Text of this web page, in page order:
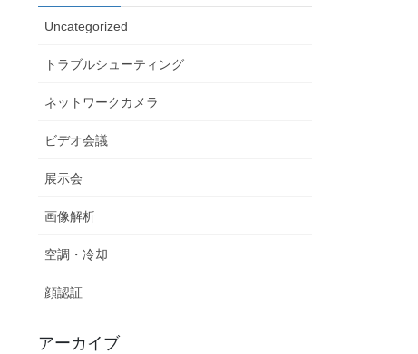
Uncategorized
トラブルシューティング
ネットワークカメラ
ビデオ会議
展示会
画像解析
空調・冷却
顔認証
アーカイブ